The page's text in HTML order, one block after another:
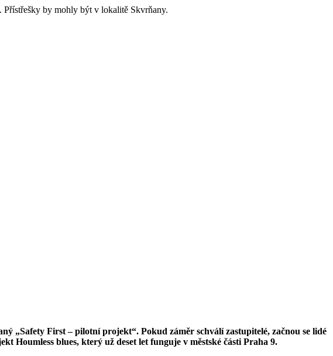
Přístřešky by mohly být v lokalitě Skvrňany.
„Safety First – pilotní projekt“. Pokud záměr schválí zastupitelé, začnou se lidé
Houmless blues, který už deset let funguje v městské části Praha 9.